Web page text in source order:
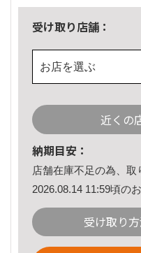
受け取り店舗：
お店を選ぶ
近くの
納期目安：
店舗在庫不足の為、取
2026.08.14 11:59頃の
受け取り